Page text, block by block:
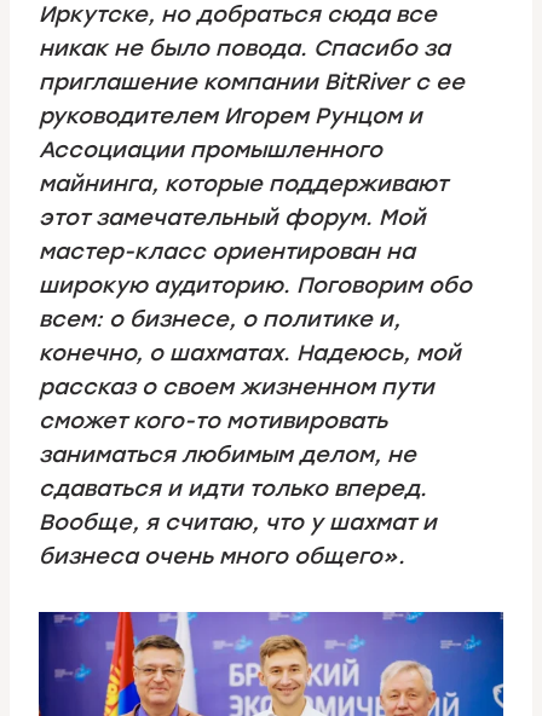
Иркутске, но добраться сюда все
никак не было повода. Спасибо за
приглашение компании BitRiver с ее
руководителем Игорем Рунцом и
Ассоциации промышленного
майнинга, которые поддерживают
этот замечательный форум. Мой
мастер-класс ориентирован на
широкую аудиторию. Поговорим обо
всем: о бизнесе, о политике и,
конечно, о шахматах. Надеюсь, мой
рассказ о своем жизненном пути
сможет кого-то мотивировать
заниматься любимым делом, не
сдаваться и идти только вперед.
Вообще, я считаю, что у шахмат и
бизнеса очень много общего».